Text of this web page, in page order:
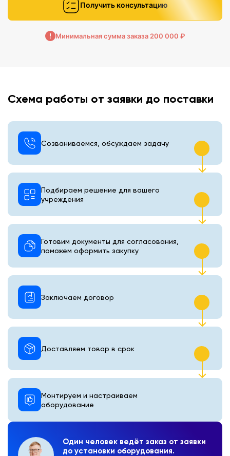
Получить консультацию
Минимальная сумма заказа 200 000 ₽
Схема работы от заявки до поставки
Один человек ведёт заказ от заявки
до установки оборудования.
Созваниваемся, обсуждаем задачу
Подбираем решение для вашего
учреждения
Готовим документы для согласования,
поможем оформить закупку
Монтируем и настраиваем
оборудование
Доставляем товар в срок
Заключаем договор